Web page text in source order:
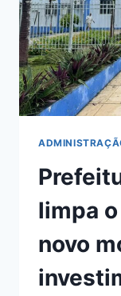
limpa
novo